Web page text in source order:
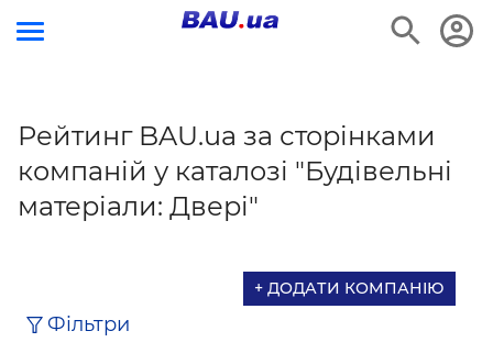
Рейтинг BAU.ua за сторінками
компаній у каталозі "Будівельні
матеріали: Двері"
+ ДОДАТИ КОМПАНІЮ
Фільтри